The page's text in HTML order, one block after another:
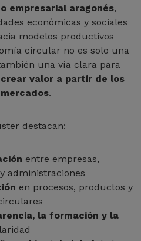
empresarial aragonés,
económicas y sociales
modelos productivos
circular no es solo una
una vía clara para
valor a partir de los
.
destacan:
entre empresas,
administraciones
en procesos, productos y
la formación y la